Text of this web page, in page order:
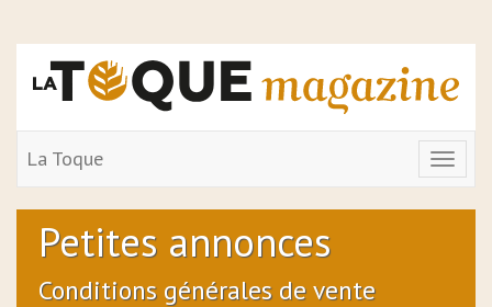
Toggle
La Toque
Petites annonces
Conditions générales de vente